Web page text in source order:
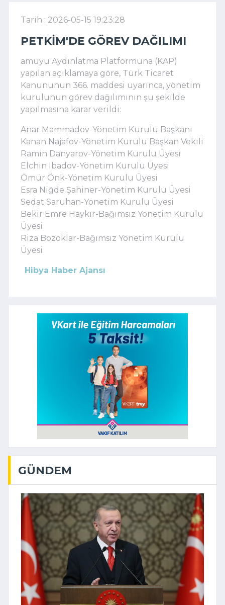
Tarih : 2026-05-15 19:23:28
PETKIM'DE GÖREV DAĞILIMI
amuyu Aydınlatma Platformuna (KAP)
yapılan açıklamaya göre, Türk Ticaret
Kanununun 366. maddesi uyarınca, yönetim
kurulunun görev dağılımının şu şekilde
yapılmasına karar verildi:
Anar Mammadov-Yönetim Kurulu Başkanı
Kanan Najafov-Yönetim Kurulu Başkan Vekili
Ramin Danyarov-Yönetim Kurulu Üyesi
Elchin Ibadov-Yönetim Kurulu Üyesi
Ömür Önk-Yönetim Kurulu Üyesi
Esra Niğde Şahiner-Yönetim Kurulu Üyesi
Sedat Saruhan-Yönetim Kurulu Üyesi
Bekir Emre Haykır-Bağımsız Yönetim Kurulu
Üyesi
Riza Bozoklar-Bağımsız Yönetim Kurulu
Üyesi
Hibya Haber Ajansı
GÜNDEM